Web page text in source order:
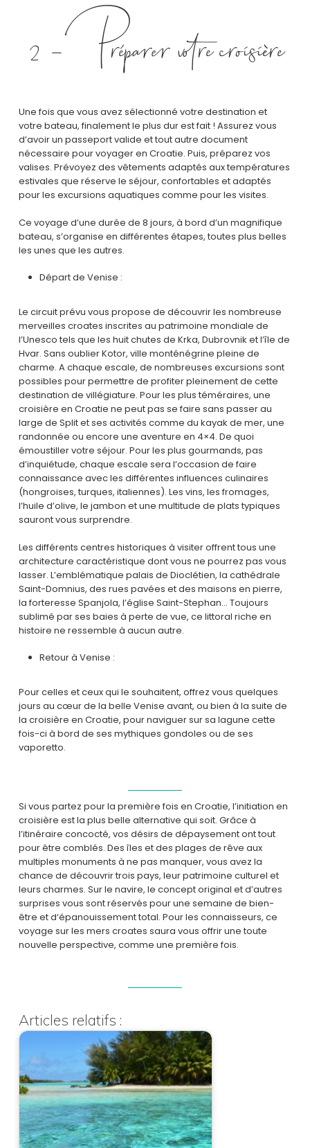
2 – Préparer votre croisière
Une fois que vous avez sélectionné votre destination et
votre bateau, finalement le plus dur est fait ! Assurez vous
d’avoir un passeport valide et tout autre document
nécessaire pour voyager en Croatie. Puis, préparez vos
valises. Prévoyez des vêtements adaptés aux températures
estivales que réserve le séjour, confortables et adaptés
pour les excursions aquatiques comme pour les visites.
Ce voyage d’une durée de 8 jours, à bord d’un magnifique
bateau, s’organise en différentes étapes, toutes plus belles
les unes que les autres.
Départ de Venise :
Le circuit prévu vous propose de découvrir les nombreuse
merveilles croates inscrites au patrimoine mondiale de
l’Unesco tels que les huit chutes de Krka, Dubrovnik et l’île de
Hvar. Sans oublier Kotor, ville monténégrine pleine de
charme. A chaque escale, de nombreuses excursions sont
possibles pour permettre de profiter pleinement de cette
destination de villégiature. Pour les plus téméraires, une
croisière en Croatie ne peut pas se faire sans passer au
large de Split et ses activités comme du kayak de mer, une
randonnée ou encore une aventure en 4×4. De quoi
émoustiller votre séjour. Pour les plus gourmands, pas
d’inquiétude, chaque escale sera l’occasion de faire
connaissance avec les différentes influences culinaires
(hongroises, turques, italiennes). Les vins, les fromages,
l’huile d’olive, le jambon et une multitude de plats typiques
sauront vous surprendre.
Les différents centres historiques à visiter offrent tous une
architecture caractéristique dont vous ne pourrez pas vous
lasser. L’emblématique palais de Dioclétien, la cathédrale
Saint-Domnius, des rues pavées et des maisons en pierre,
la forteresse Spanjola, l’église Saint-Stephan… Toujours
sublimé par ses baies à perte de vue, ce littoral riche en
histoire ne ressemble à aucun autre.
Retour à Venise :
Pour celles et ceux qui le souhaitent, offrez vous quelques
jours au cœur de la belle Venise avant, ou bien à la suite de
la croisière en Croatie, pour naviguer sur sa lagune cette
fois-ci à bord de ses mythiques gondoles ou de ses
vaporetto.
Si vous partez pour la première fois en Croatie, l’initiation en
croisière est la plus belle alternative qui soit. Grâce à
l’itinéraire concocté, vos désirs de dépaysement ont tout
pour être comblés. Des îles et des plages de rêve aux
multiples monuments à ne pas manquer, vous avez la
chance de découvrir trois pays, leur patrimoine culturel et
leurs charmes. Sur le navire, le concept original et d’autres
surprises vous sont réservés pour une semaine de bien-
être et d‘épanouissement total. Pour les connaisseurs, ce
voyage sur les mers croates saura vous offrir une toute
nouvelle perspective, comme une première fois.
Articles relatifs :